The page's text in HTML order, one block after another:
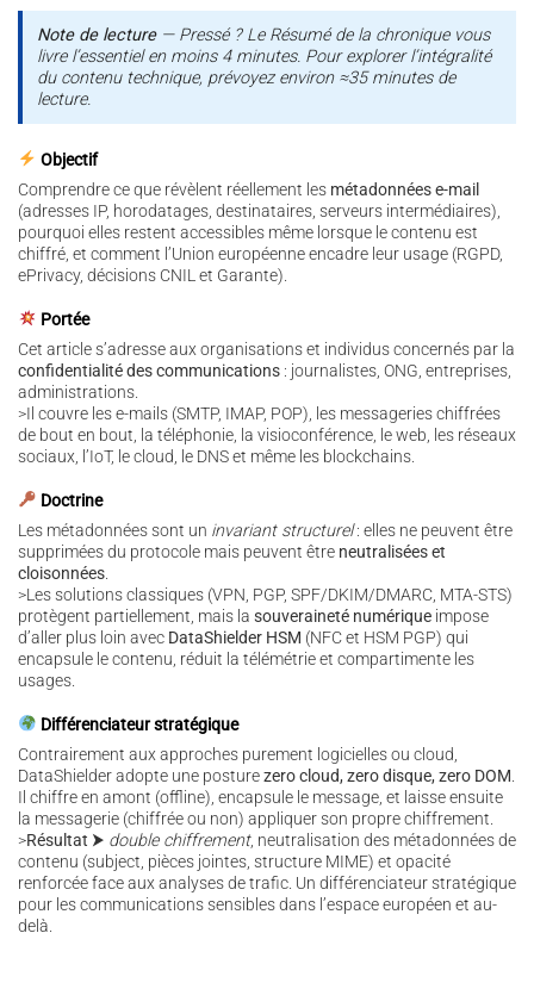
Note de lecture— Pressé ? Le Résumé de la chronique vous
livre l’essentiel en moins 4 minutes. Pour explorer l’intégralité
du contenu technique, prévoyez environ ≈35 minutes de
lecture.
Objectif
Comprendre ce que révèlent réellement les métadonnées e-mail
(adresses IP, horodatages, destinataires, serveurs intermédiaires),
pourquoi elles restent accessibles même lorsque le contenu est
chiffré, et comment l’Union européenne encadre leur usage (RGPD,
ePrivacy, décisions CNIL et Garante).
Portée
Cet article s’adresse aux organisations et individus concernés par la
confidentialité des communications : journalistes, ONG, entreprises,
administrations.
>Il couvre les e-mails (SMTP, IMAP, POP), les messageries chiffrées
de bout en bout, la téléphonie, la visioconférence, le web, les réseaux
sociaux, l’IoT, le cloud, le DNS et même les blockchains.
Doctrine
Les métadonnées sont un invariant structurel: elles ne peuvent être
supprimées du protocole mais peuvent être neutralisées et
cloisonnées.
>Les solutions classiques (VPN, PGP, SPF/DKIM/DMARC, MTA-STS)
protègent partiellement, mais la souveraineté numérique impose
d’aller plus loin avec DataShielder HSM (NFC et HSM PGP) qui
encapsule le contenu, réduit la télémétrie et compartimente les
usages.
Différenciateur stratégique
Contrairement aux approches purement logicielles ou cloud,
DataShielder adopte une posturezero cloud, zero disque, zero DOM.
Il chiffre en amont (offline), encapsule le message, et laisse ensuite
la messagerie (chiffrée ou non) appliquer son propre chiffrement.
>Résultat ⮞ double chiffrement, neutralisation des métadonnées de
contenu (subject, pièces jointes, structure MIME) et opacité
renforcée face aux analyses de trafic. Un différenciateur stratégique
pour les communications sensibles dans l’espace européen et au-
delà.